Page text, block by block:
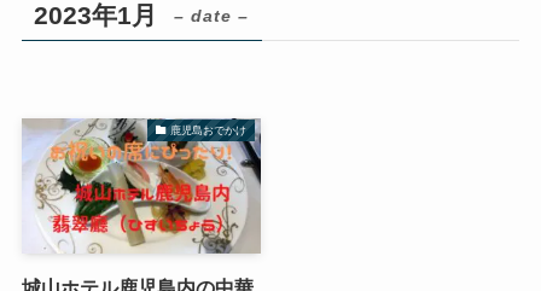
2023年1月 – date –
鹿児島おでかけ